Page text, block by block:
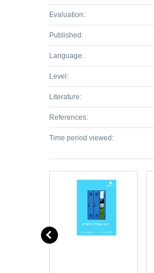
Evaluation:
Published:
Language:
Level:
Literature:
References:
Time period viewed: